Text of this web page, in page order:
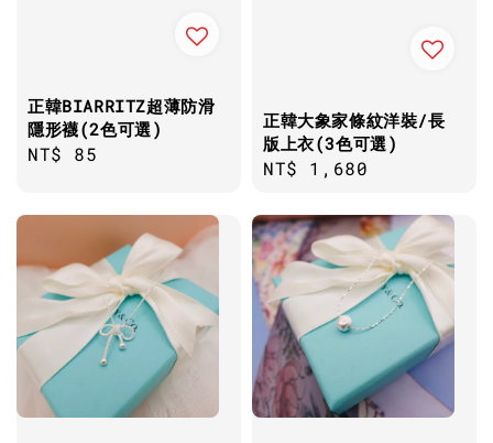
正韓BIARRITZ超薄防滑
隱形襪(2色可選)
Regular
NT$ 85
正韓大象家條紋洋裝/長
版上衣(3色可選)
Regular
NT$ 1,680